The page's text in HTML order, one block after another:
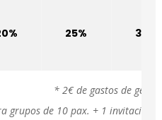
25% 30%
* 2€ de gastos de
grupos de 10 pax. + 1 invitación